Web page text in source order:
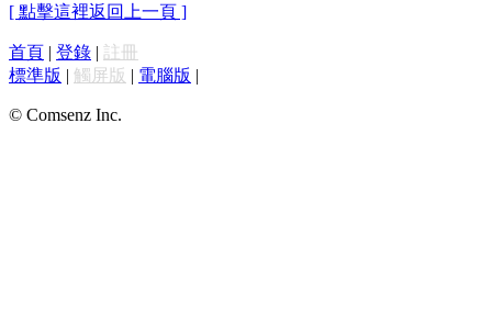
[ 點擊這裡返回上一頁 ]
首頁 | 登錄 | 註冊
標準版 | 觸屏版 | 電腦版 |
© Comsenz Inc.